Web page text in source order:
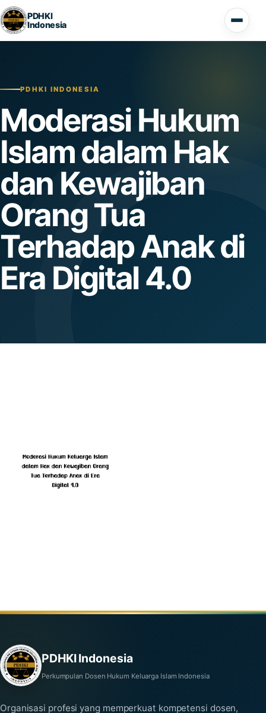
Lompat ke konten
PDHKI
Indonesia
Buka
PDHKI INDONESIA
Moderasi Hukum
Islam dalam Hak
dan Kewajiban
Orang Tua
Terhadap Anak di
Era Digital 4.0
PDHKI Indonesia
Perkumpulan Dosen Hukum Keluarga Islam Indonesia
Organisasi profesi yang memperkuat kompetensi dosen,